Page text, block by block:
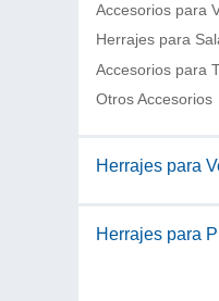
Accesorios para
Herrajes para
Accesorios para
Otros Accesorios
Herrajes para
Herrajes para